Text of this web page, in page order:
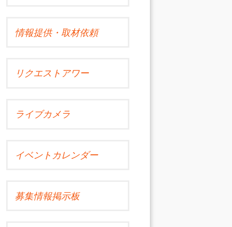
情報提供・取材依頼
リクエストアワー
ライブカメラ
イベントカレンダー
募集情報掲示板